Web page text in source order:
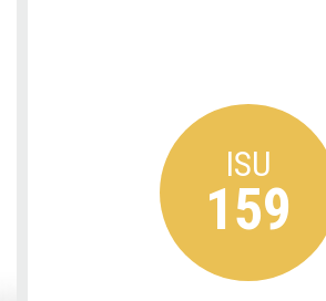
ISU
159